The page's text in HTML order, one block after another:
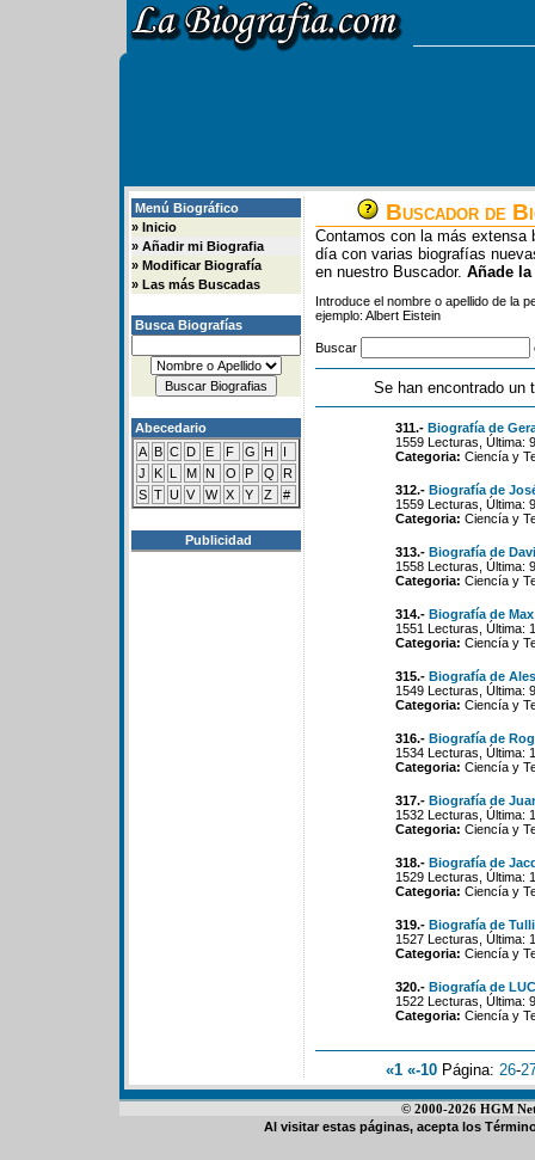
Menú Biográfico
» Inicio
» Añadir mi Biografia
» Modificar Biografía
» Las más Buscadas
Busca Biografías
Abecedario
A B C D E F G H
I
J
K L M N O P Q
R
S T U V W X Y Z #
Publicidad
Buscador de
Contamos con la más extensa
día con varias biografías
en nuestro Buscador. Añade
Introduce el nombre o apellido de la
ejemplo: Albert Eistein
Buscar
Se han encontrado un
311.- Biografía de
1559 Lecturas, Última:
Categoria: Ciencía y
312.- Biografía de
1559 Lecturas, Última:
Categoria: Ciencía y
313.- Biografía de
1558 Lecturas, Última:
Categoria: Ciencía y
314.- Biografía de
1551 Lecturas, Última:
Categoria: Ciencía y
315.- Biografía de
1549 Lecturas, Última:
Categoria: Ciencía y
316.- Biografía de
1534 Lecturas, Última:
Categoria: Ciencía y
317.- Biografía de
1532 Lecturas, Última:
Categoria: Ciencía y
318.- Biografía de
1529 Lecturas, Última:
Categoria: Ciencía y
319.- Biografía de
1527 Lecturas, Última:
Categoria: Ciencía y
320.- Biografía de
1522 Lecturas, Última:
Categoria: Ciencía y
«1 «-10 Página: 26-
© 2000-2026 HGM
Al visitar estas páginas, acepta los